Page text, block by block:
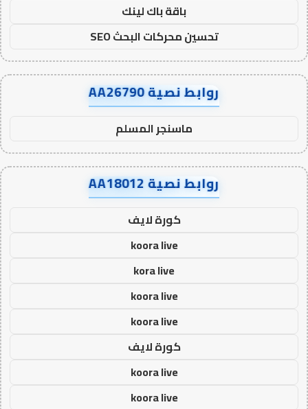
باقة باك لينك
تحسين محركات البحث SEO
روابط نصية AA26790
ماسنجر المسلم
روابط نصية AA18012
كورة لايف
koora live
kora live
koora live
koora live
كورة لايف
koora live
koora live